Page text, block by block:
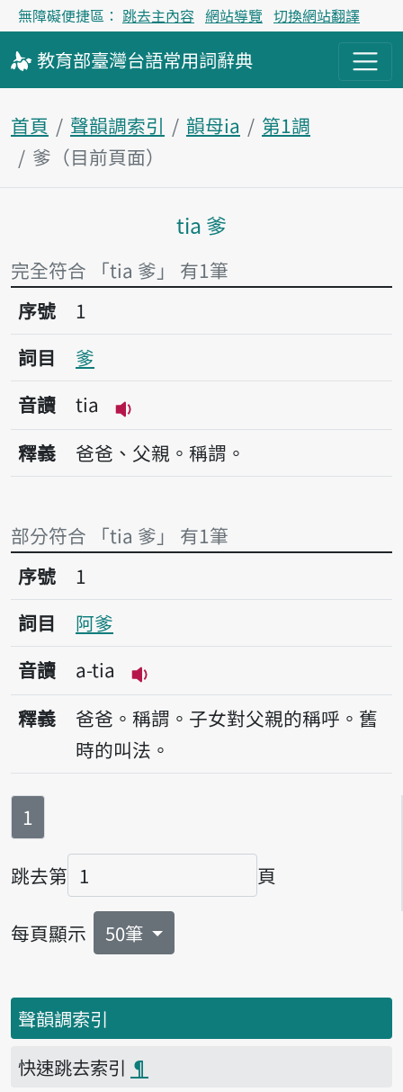
無障礙便捷區： 跳去主內容 網站導覽 切換網站翻譯
教育部臺灣台語常用詞辭典
首頁 聲韻調索引 韻母ia
第1調
爹（目前頁面）
主內容區塊
tia 爹
完全符合 「tia 爹」 有1筆
序號1爹
序號
1
詞目
爹
音讀
tia
播放音讀tia
釋義 爸爸、父親。稱謂。
部分符合 「tia 爹」 有1筆
序號1阿爹
序號
1
詞目
阿爹
音讀
a-tia
播放音讀a-tia
釋義
爸爸。稱謂。子女對父親的稱呼。舊
時的叫法。
第
1
跳去第
頁碼
頁
每頁顯示 50筆
聲韻調索引
快速跳去索引 ¶